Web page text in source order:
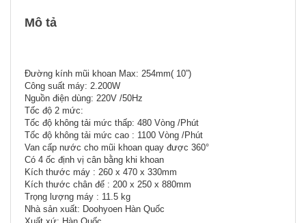
Mô tả
Đường kính mũi khoan Max: 254mm( 10”)
Công suất máy: 2.200W
Nguồn điện dùng: 220V /50Hz
Tốc độ 2 mức:
Tốc độ không tải mức thấp: 480 Vòng /Phút
Tốc độ không tải mức cao : 1100 Vòng /Phút
Van cấp nước cho mũi khoan quay được 360°
Có 4 ốc định vị cân bằng khi khoan
Kích thước máy : 260 x 470 x 330mm
Kích thước chân đế : 200 x 250 x 880mm
Trọng lượng máy : 11.5 kg
Nhà sản xuất: Doohyoen Hàn Quốc